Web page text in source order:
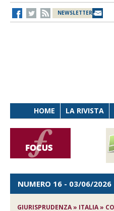
NEWSLETTER
HOME LA RIVISTA
NUMERO 16 - 03/06/2026
GIURISPRUDENZA » ITALIA »